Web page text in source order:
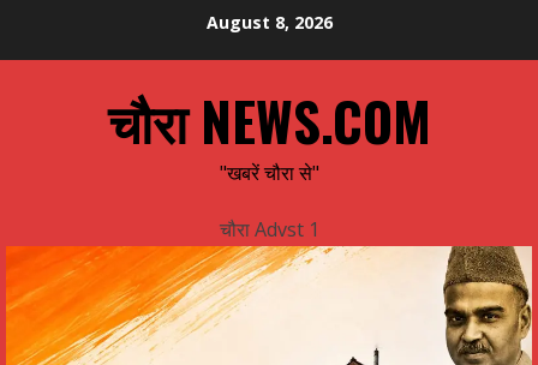
August 8, 2026
चौरा NEWS.COM
"खबरें चौरा से"
चौरा Advst 1